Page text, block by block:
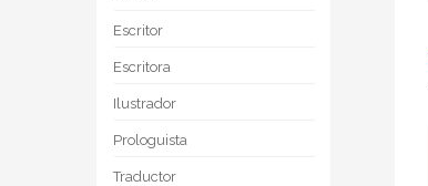
Escritor
Escritora
Ilustrador
Prologuista
Traductor